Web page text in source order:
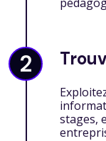
2
stages,